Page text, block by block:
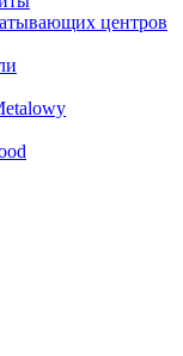
центров